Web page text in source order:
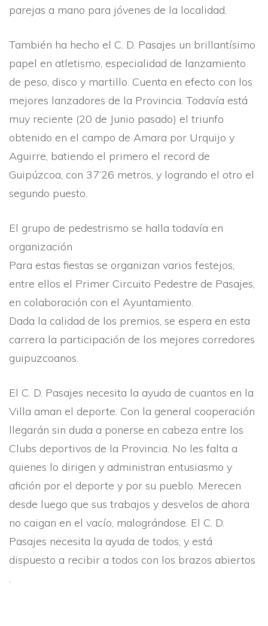
parejas a mano para jóvenes de la localidad.
También ha hecho el C. D. Pasajes un brillantí­simo
papel en atletismo, especialidad de lanzamiento
de peso, disco y martillo. Cuenta en efecto con los
mejores lanzadores de la Provincia. Todaví­a está
muy reciente (20 de Junio pasado) el triunfo
obtenido en el campo de Amara por Urquijo y
Aguirre, batiendo el primero el record de
Guipúzcoa, con 37’26 metros, y logrando el otro el
segundo puesto.
El grupo de pedestrismo se halla todaví­a en
organización
Para estas fiestas se organizan varios festejos,
entre ellos el Primer Circuito Pedestre de Pasajes,
en colaboración con el Ayuntamiento.
Dada la calidad de los premios, se espera en esta
carrera la participación de los mejores corredores
guipuzcoanos.
El C. D. Pasajes necesita la ayuda de cuantos en la
Villa aman el deporte. Con la general cooperación
llegarán sin duda a ponerse en cabeza entre los
Clubs deportivos de la Provincia. No les falta a
quienes lo dirigen y administran entusiasmo y
afición por el deporte y por su pueblo. Merecen
desde luego que sus trabajos y desvelos de ahora
no caigan en el vací­o, malográndose. El C. D.
Pasajes necesita la ayuda de todos, y está
dispuesto a recibir a todos con los brazos abiertos
.